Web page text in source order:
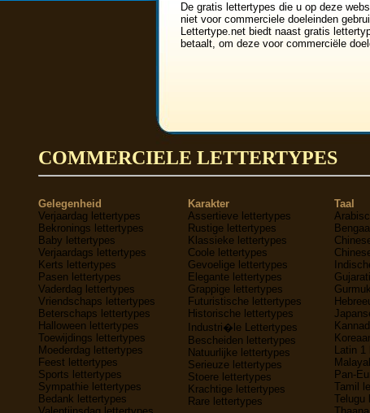
De gratis lettertypes die u op deze
niet voor commerciele doeleinden
Lettertype.net biedt naast gratis
betaalt, om deze voor commerciële
COMMERCIELE LETTERTYPES
Gelegenheid
Verjaardag lettertypes
Bekronings lettertypes
Baby lettertypes
Verjaardags lettertypes
Kerts lettertypes
Pasen lettertypes
Vaderdag lettertypes
Vriendschaps lettertypes
Beterschaps lettertypes
Halloween lettertypes
Toewijdings lettertypes
Moederdag lettertypes
Feest lettertypes
Sports lettertypes
Sympathie lettertypes
Bedank lettertypes
Karakter
Assertieve lettertypes
Rustige lettertypes
Klassieke lettertypes
Coole lettertypes
Gevoelige lettertypes
Elegante lettertypes
Grappige lettertypes
Futuristische lettertypes
Historische lettertypes
Industri�le Lettertypes
Bescheiden lettertypes
Natuurlijke lettertypes
Serieuze lettertypes
Stoere lettertypes
Krachtige lettertypes
Rare lettertypes
Taal
Latin 1
Pan-
Tamil
Telugu